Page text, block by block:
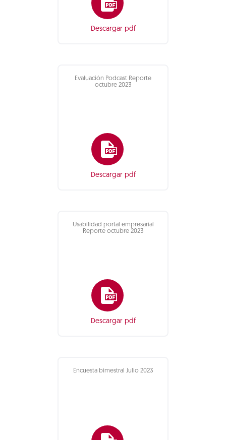
Descargar pdf
Evaluación Podcast Reporte
octubre 2023
Descargar pdf
Usabilidad portal empresarial
Reporte octubre 2023
Descargar pdf
Encuesta bimestral Julio 2023